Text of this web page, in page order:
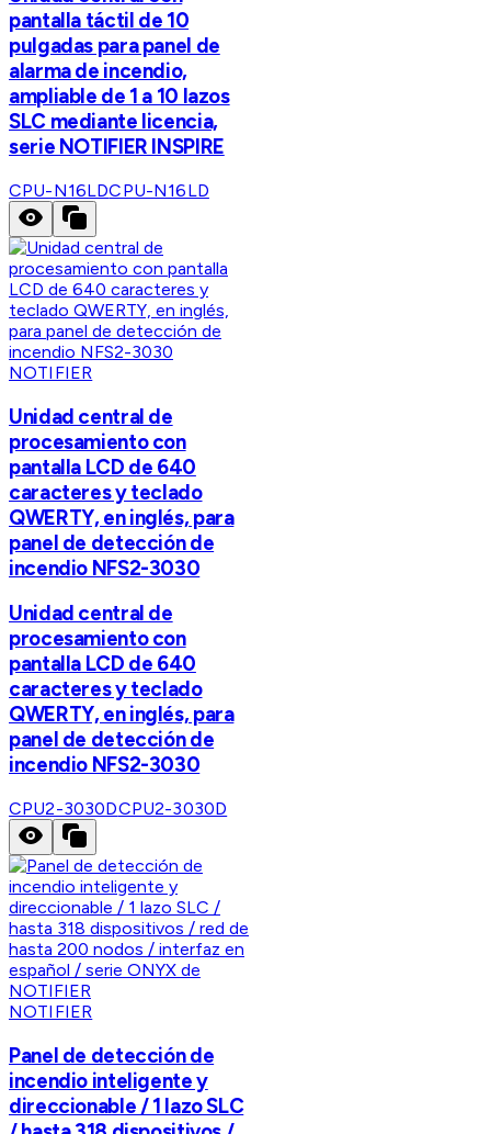
pantalla táctil de 10
pulgadas para panel de
alarma de incendio,
ampliable de 1 a 10 lazos
SLC mediante licencia,
serie NOTIFIER INSPIRE
CPU-N16LDCPU-N16LD
NOTIFIER
Unidad central de
procesamiento con
pantalla LCD de 640
caracteres y teclado
QWERTY, en inglés, para
panel de detección de
incendio NFS2-3030
Unidad central de
procesamiento con
pantalla LCD de 640
caracteres y teclado
QWERTY, en inglés, para
panel de detección de
incendio NFS2-3030
CPU2-3030DCPU2-3030D
NOTIFIER
Panel de detección de
incendio inteligente y
direccionable / 1 lazo SLC